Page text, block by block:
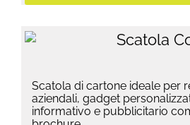
Scatola di cartone ideale per
aziendali, gadget
informativo e pubblicitario